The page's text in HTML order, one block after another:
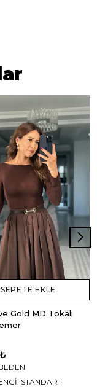
SEPETE EKLE
Gold MD Tokalı
STANDART